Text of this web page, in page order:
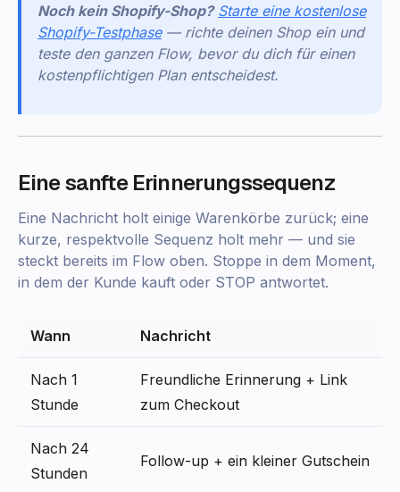
Noch kein Shopify-Shop? Starte eine kostenlose
Shopify-Testphase— richte deinen Shop ein und
teste den ganzen Flow, bevor du dich für einen
kostenpflichtigen Plan entscheidest.
Eine sanfte Erinnerungssequenz
Eine Nachricht holt einige Warenkörbe zurück; eine
kurze, respektvolle Sequenz holt mehr — und sie
steckt bereits im Flow oben. Stoppe in dem Moment,
in dem der Kunde kauft oder STOP antwortet.
Wann Nachricht
Nach 1
Stunde
Freundliche Erinnerung + Link
zum Checkout
Nach 24
Stunden
Follow-up + ein kleiner Gutschein